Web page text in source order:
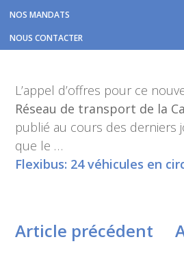
NOS MANDATS
NOUS CONTACTER
Flexibus: 24
circulation d'ici
L’appel d’offres pour ce
Réseau de transport de la
publié au cours des derniers
que le …
Flexibus: 24 véhicules en
Article précédent